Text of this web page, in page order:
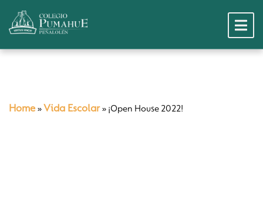
Home » Vida Escolar» ¡Open House 2022!